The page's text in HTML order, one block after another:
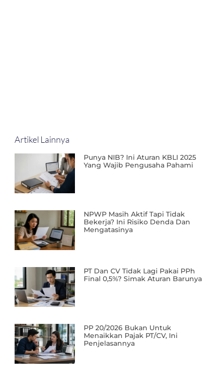
Artikel Lainnya
Punya NIB? Ini Aturan KBLI 2025
Yang Wajib Pengusaha Pahami
NPWP Masih Aktif Tapi Tidak
Bekerja? Ini Risiko Denda Dan
Mengatasinya
PT Dan CV Tidak Lagi Pakai PPh
Final 0,5%? Simak Aturan Barunya
PP 20/2026 Bukan Untuk
Menaikkan Pajak PT/CV, Ini
Penjelasannya